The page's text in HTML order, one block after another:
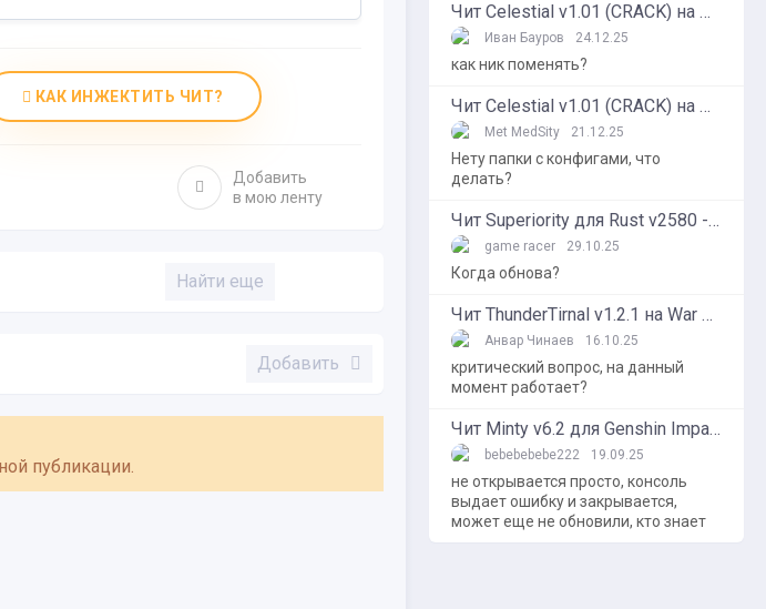
КАК ИНЖЕКТИТЬ ЧИТ?
Добавить
в мою ленту
Найти еще
Добавить
публикации.
Чит Celestial v1.01 (CRACK) на Minecraft 1.16.5
Иван Бауров 24.12.25
как ник поменять?
Чит Celestial v1.01 (CRACK) на Minecraft 1.16.5
Met MedSity 21.12.25
Нету папки с конфигами, что
делать?
Чит Superiority для Rust v2580 - Non-Steam Hack
game racer 29.10.25
Когда обнова?
Чит ThunderTirnal v1.2.1 на War Thunder
Анвар Чинаев 16.10.25
критический вопрос, на данный
момент работает?
Чит Minty v6.2 для Genshin Impact 6.2 - Shika Hub
bebebebebe222 19.09.25
не открывается просто, консоль
выдает ошибку и закрывается,
может еще не обновили, кто знает